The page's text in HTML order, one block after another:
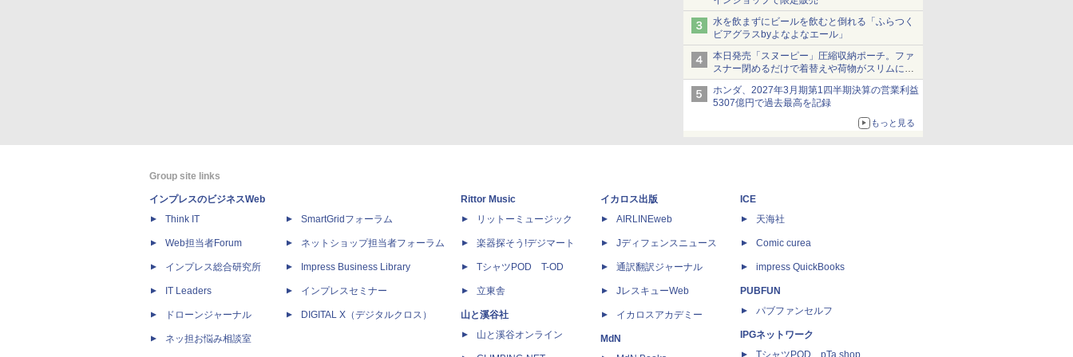
水を飲まずにビールを飲むと倒れる「ふらつく
ビアグラスbyよなよなエール」
本日発売「スヌーピー」圧縮収納ポーチ。ファ
スナー閉めるだけで着替えや荷物がスリムにま
とまる
ホンダ、2027年3月期第1四半期決算の営業利益
5307億円で過去最高を記録
もっと見る
Group site links
インプレスのビジネスWeb
Think IT
Web担当者Forum
インプレス総合研究所
IT Leaders
ドローンジャーナル
ネッ担お悩み相談室
SmartGridフォーラム
ネットショップ担当者フォーラム
Impress Business Library
インプレスセミナー
DIGITAL X（デジタルクロス）
Rittor Music
リットーミュージック
楽器探そう!デジマート
TシャツPOD T-OD
立東舎
山と溪谷社
山と溪谷オンライン
イカロス出版
AIRLINEweb
Jディフェンスニュース
通訳翻訳ジャーナル
JレスキューWeb
イカロスアカデミー
MdN
ICE
天海社
Comic curea
impress QuickBooks
PUBFUN
パブファンセルフ
IPGネットワーク
TシャツPOD pTa.shop